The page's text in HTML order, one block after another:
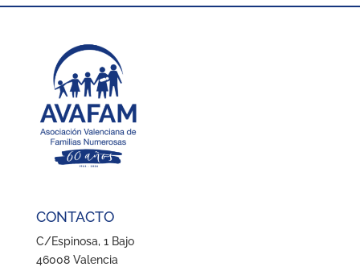
CONTACTO
C/Espinosa, 1 Bajo
46008 Valencia